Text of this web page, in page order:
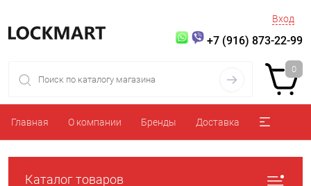
Вход
+7 (916) 873-22-99
0
Главная О компании Бренды Доставка
Каталог товаров